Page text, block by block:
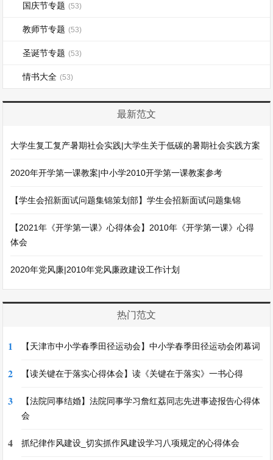
国庆节专题 (53)
教师节专题 (53)
圣诞节专题 (53)
情书大全 (53)
最新范文
大学生复工复产暑期社会实践|大学生关于低碳的暑期社会实践方案
2020年开学第一课教案|中小学2010开学第一课教案参考
【学生会招新面试问题集锦策划部】学生会招新面试问题集锦
【2021年《开学第一课》心得体会】2010年《开学第一课》心得
体会
2020年党风廉|2010年党风廉政建设工作计划
热门范文
1 【天津市中小学春季田径运动会】中小学春季田径运动会闭幕词
2 【读关键在于落实心得体会】读《关键在于落实》一书心得
3
【法院同事结婚】法院同事学习詹红荔同志先进事迹报告心得体
会
4 抓纪律作风建设_切实抓作风建设学习八项规定的心得体会